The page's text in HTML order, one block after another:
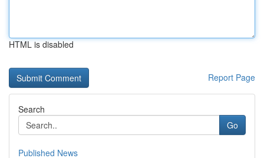
HTML is disabled
Report Page
Search
Go
Published News